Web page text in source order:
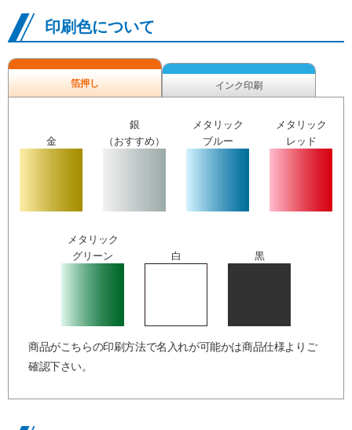
印刷色について
箔押し インク印刷
金
銀
（おすすめ）
メタリック
ブルー
メタリック
レッド
メタリック
グリーン
白 黒
商品がこちらの印刷方法で名入れが可能かは商品仕様よりご
確認下さい。